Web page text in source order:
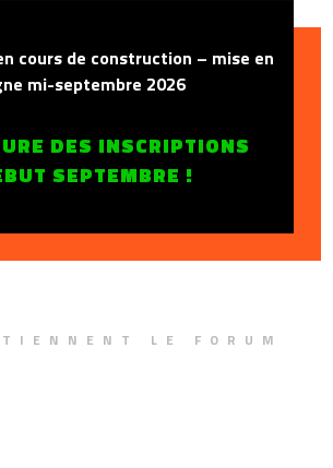
cours de construction – mise en
mi-septembre 2026
DES INSCRIPTIONS
SEPTEMBRE !
LE FORUM